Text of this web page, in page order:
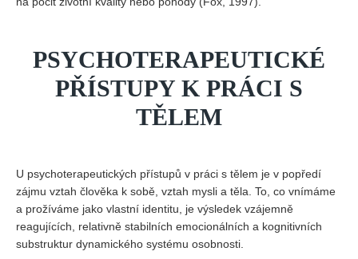
PSYCHOTERAPEUTICKÉ
PŘÍSTUPY K PRÁCI S
TĚLEM
U psychoterapeutických přístupů v práci s tělem je v popředí
zájmu vztah člověka k sobě, vztah mysli a těla. To, co vnímáme
a prožíváme jako vlastní identitu, je výsledek vzájemně
reagujících, relativně stabilních emocionálních a kognitivních
substruktur dynamického systému osobnosti.